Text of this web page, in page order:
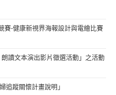
賽-健康新視界海報設計與電繪比賽
讀文本演出影片徵選活動」之活動
追蹤關懷計畫說明」